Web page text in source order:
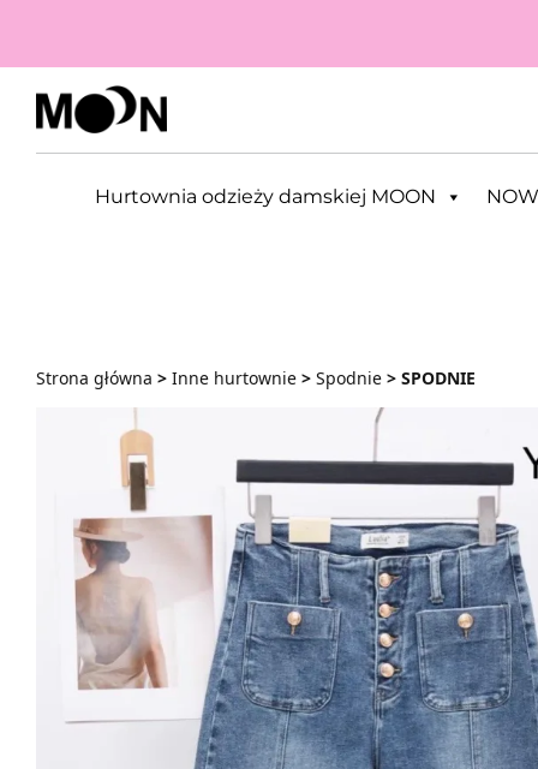
Przejdź do zawartości
Hurtownia odzieży damskiej MOON
Strona główna > Inne hurtownie > Spodnie > SPODNIE